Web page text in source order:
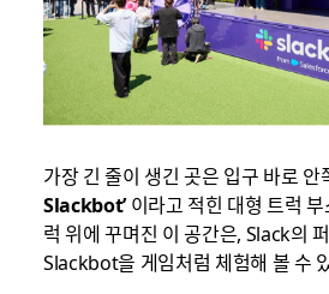
가장 긴 줄이 생긴 곳은 입구 바로
Slackbot’이라고 적힌 대형 트럭
럭 위에 꾸며진 이 공간은, Slack의
Slackbot을 게임처럼 체험해 볼 수